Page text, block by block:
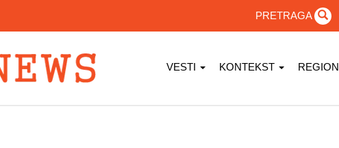
PRETRAGA
VESTI KONTEKST REGION